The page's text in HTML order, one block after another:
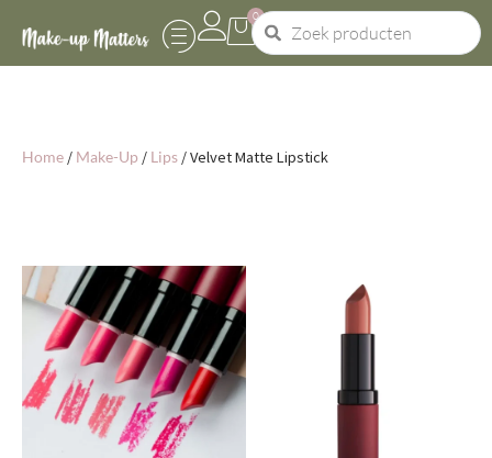
0
Home / Make-Up / Lips / Velvet Matte Lipstick